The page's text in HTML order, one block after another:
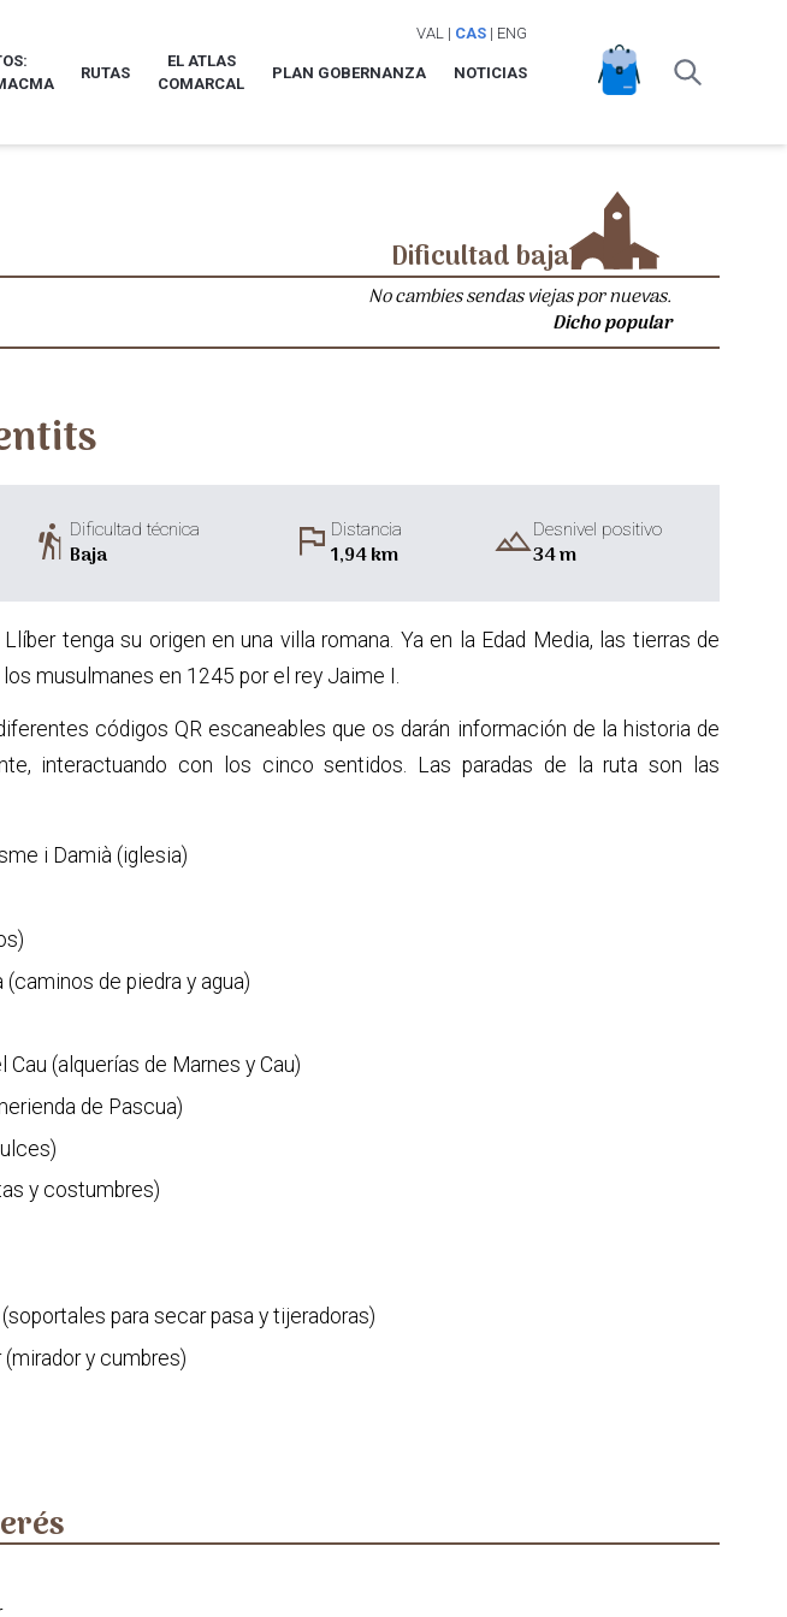
VAL | CAS| ENG
RUTAS
EL ATLAS
COMARCAL
PLAN GOBERNANZA NOTICIAS
Dificultad baja
No cambies sendas viejas por nuevas.
Dicho popular
hikingDificultad técnica
Baja flag Distancia
1,94 km landscapeDesnivel positivo
34 m
tenga su origen en una villa romana. Ya en la Edad Media, las tierras de
musulmanes en 1245 por el rey Jaime I.
códigos QR escaneables que os darán información de la historia de
interactuando con los cinco sentidos. Las paradas de la ruta son las
i Damià (iglesia)
(caminos de piedra y agua)
(alquerías de Marnes y Cau)
de Pascua)
y costumbres)
para secar pasa y tijeradoras)
y cumbres)